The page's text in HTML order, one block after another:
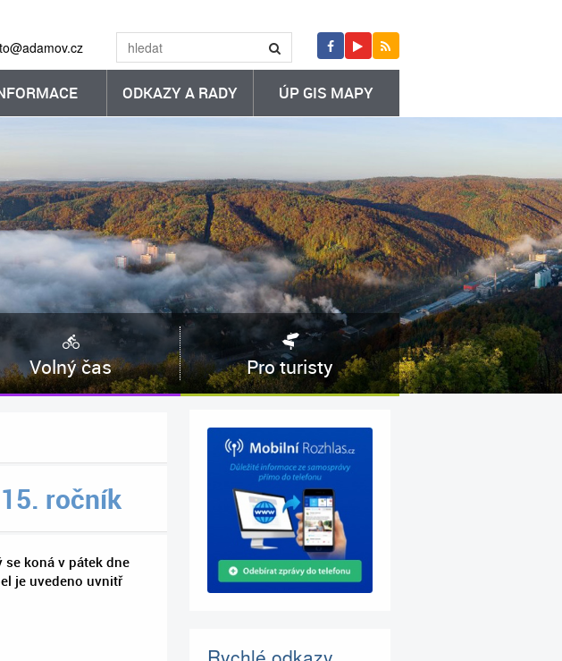
ODKAZY A RADY ÚP GIS MAPY
Volný čas Pro turisty
ročník
koná v pátek dne
je uvedeno uvnitř